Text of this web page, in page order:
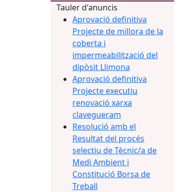
Tauler d'anuncis
Aprovació definitiva
Projecte de millora de la
coberta i
impermeabilització del
dipòsit Llimona
Aprovació definitiva
Projecte executiu
renovació xarxa
clavegueram
Resolució amb el
Resultat del procés
selectiu de Tècnic/a de
Medi Ambient i
Constitució Borsa de
Treball